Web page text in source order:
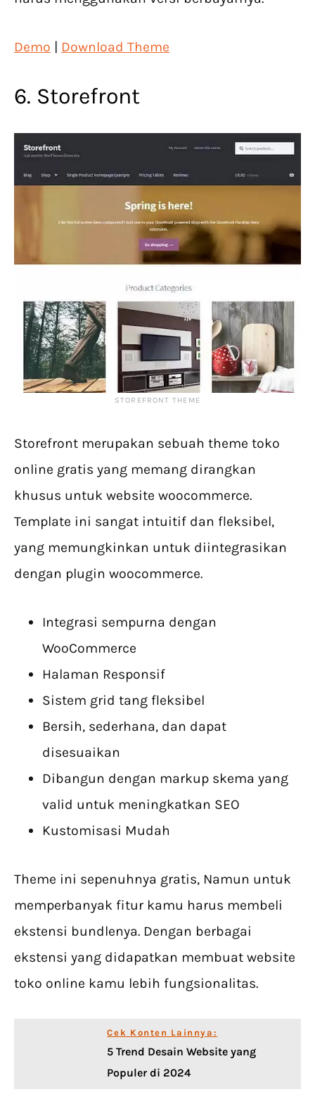
Demo | Download Theme
6. Storefront
STOREFRONT THEME
Storefront merupakan sebuah theme toko
online gratis yang memang dirangkan
khusus untuk website woocommerce.
Template ini sangat intuitif dan fleksibel,
yang memungkinkan untuk diintegrasikan
dengan plugin woocommerce.
Integrasi sempurna dengan
WooCommerce
Halaman Responsif
Sistem grid tang fleksibel
Bersih, sederhana, dan dapat
disesuaikan
Dibangun dengan markup skema yang
valid untuk meningkatkan SEO
Kustomisasi Mudah
Theme ini sepenuhnya gratis, Namun untuk
memperbanyak fitur kamu harus membeli
ekstensi bundlenya. Dengan berbagai
ekstensi yang didapatkan membuat website
toko online kamu lebih fungsionalitas.
Cek Konten Lainnya:
5 Trend Desain Website yang
Populer di 2024